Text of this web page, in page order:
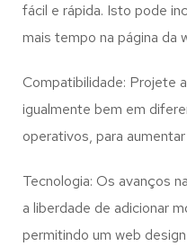
fácil e rápida. Isto pode
mais tempo na página da
Compatibilidade: Projete
igualmente bem em
operativos, para
Tecnologia: Os avanços
a liberdade de adicionar
permitindo um web design